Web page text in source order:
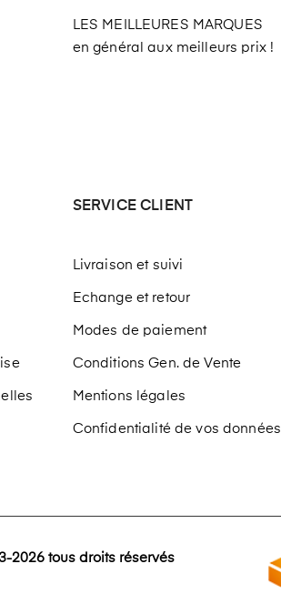
LES MEILLEURES MARQUES
en général aux meilleurs prix !
SERVICE CLIENT
Livraison et suivi
Echange et retour
Modes de paiement
Conditions Gen. de Vente
Mentions légales
Confidentialité de vos données
2026 tous droits réservés